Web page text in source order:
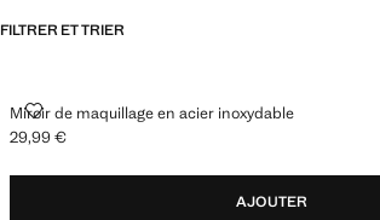
FILTRER ET TRIER
Miroir de maquillage en acier inoxydable
MIROIR DE MAQUILLAGE EN ACIER INOXYDABLE
Prix actuel [29,99 € ]
29,99 €
AJOUTER